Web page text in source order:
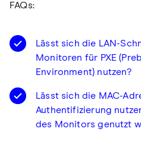
FAQs:
Lässt sich die LAN-
Monitoren für PXE
Environment) nutzen?
Lässt sich die MAC-
Authentifizierung
des Monitors genutzt